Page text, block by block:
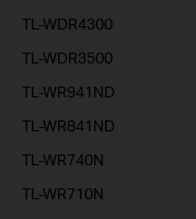
TL-WDR4300
TL-WDR3500
TL-WR941ND
TL-WR841ND
TL-WR740N
TL-WR710N